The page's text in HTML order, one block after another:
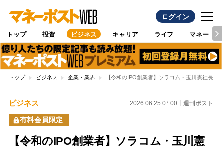
ログイン
トップ 投資 ビジネス キャリア ライフ マネー
トップ ビジネス 企業・業界 【令和のIPO創業者】ソラコム・玉川憲社長
ビジネス 2026.06.25 07:00 週刊ポスト
有料会員限定
【令和のIPO創業者】ソラコム・玉川憲